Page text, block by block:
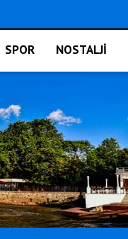
SPOR NOSTALJİ